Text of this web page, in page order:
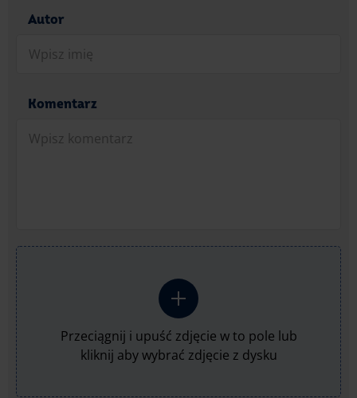
Autor
Komentarz
Przeciągnij i upuść zdjęcie w to pole lub
kliknij aby wybrać zdjęcie z dysku